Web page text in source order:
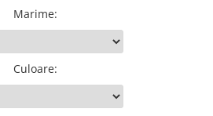
Marime:
Culoare: